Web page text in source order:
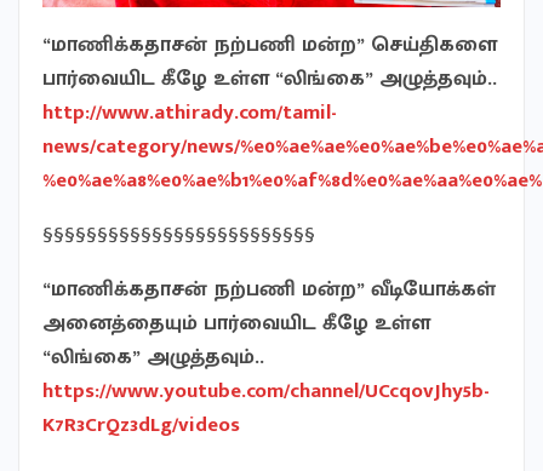
“மாணிக்கதாசன் நற்பணி மன்ற” செய்திகளை
பார்வையிட கீழே உள்ள “லிங்கை” அழுத்தவும்..
http://www.athirady.com/tamil-
news/category/news/
§§§§§§§§§§§§§§§§§§§§§§§§§
“மாணிக்கதாசன் நற்பணி மன்ற” வீடியோக்கள்
அனைத்தையும் பார்வையிட கீழே உள்ள
“லிங்கை” அழுத்தவும்..
https://www.youtube.com/channel/UCcqovJhy5b-
K7R3CrQz3dLg/videos